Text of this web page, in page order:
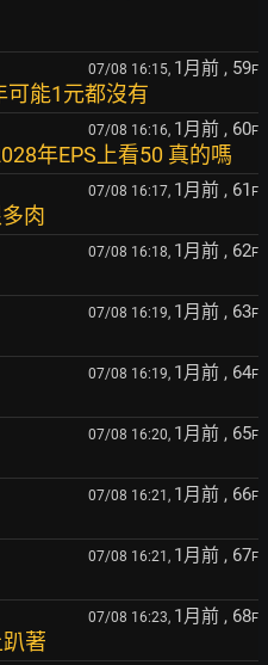
07/08 16:15, 1月前 , 59F
可能1元都沒有
07/08 16:16, 1月前 , 60F
年EPS上看50 真的嗎
07/08 16:17, 1月前 , 61 F
肉
07/08 16:18, 1月前 , 62F
07/08 16:19, 1月前 , 63F
07/08 16:19, 1月前 , 64F
07/08 16:20, 1月前 , 65F
07/08 16:21, 1月前 , 66F
07/08 16:21, 1月前 , 67F
07/08 16:23, 1月前 , 68F
著